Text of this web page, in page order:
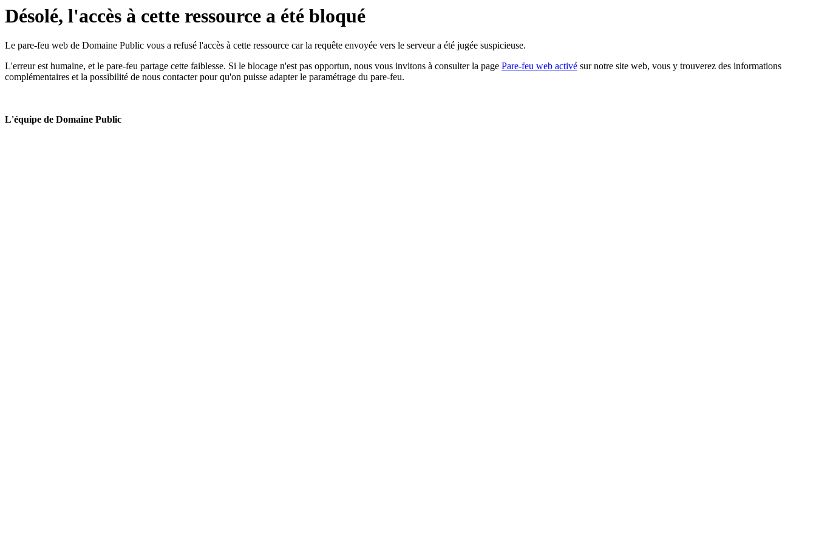
Désolé, l'accès à cette ressource a été bloqué
Le pare-feu web de Domaine Public vous a refusé l'accès à cette ressource car la requête envoyée vers le serveur a été jugée suspicieuse.
L'erreur est humaine, et le pare-feu partage cette faiblesse. Si le blocage n'est pas opportun, nous vous invitons à consulter la page Pare-feu web activé sur notre site web, vous y trouverez des informations
complémentaires et la possibilité de nous contacter pour qu'on puisse adapter le paramétrage du pare-feu.
L'équipe de Domaine Public